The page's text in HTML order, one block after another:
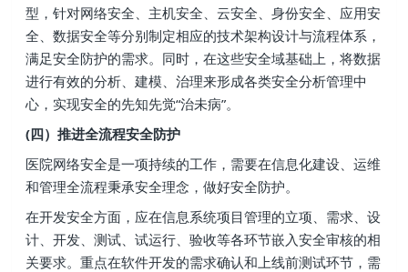
型，针对网络安全、主机安全、云安全、身份安全、应用安
全、数据安全等分别制定相应的技术架构设计与流程体系，
满足安全防护的需求。同时，在这些安全域基础上，将数据
进行有效的分析、建模、治理来形成各类安全分析管理中
心，实现安全的先知先觉“治未病”。
(四）推进全流程安全防护
医院网络安全是一项持续的工作，需要在信息化建设、运维
和管理全流程秉承安全理念，做好安全防护。
在开发安全方面，应在信息系统项目管理的立项、需求、设
计、开发、测试、试运行、验收等各环节嵌入安全审核的相
关要求。重点在软件开发的需求确认和上线前测试环节，需